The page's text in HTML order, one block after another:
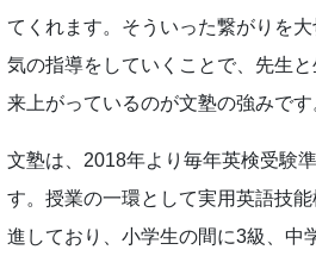
てくれます。そういった繋がりを
気の指導をしていくことで、先生
来上がっているのが文塾の強みです
文塾は、2018年より毎年英検受験
す。授業の一環として実用英語技
進しており、小学生の間に3級、中